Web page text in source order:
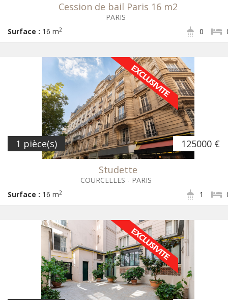
Cession de bail Paris 16 m2
PARIS
Surface : 16 m2 0
125000 €
1 pièce(s)
Studette
COURCELLES - PARIS
Surface : 16 m2 1